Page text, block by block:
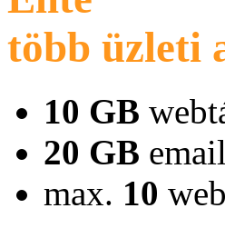
több üzleti
10 GB
20 GB
max. 10